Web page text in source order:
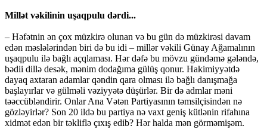
Millət vəkilinin uşaqpulu dərdi...
– Həfətnin ən çox müzkirə olunan və bu gün də müzkirəsi davam
edən məslələrindən biri də bu idi – millər vəkili Günay Ağamalının
uşaqpulu ilə bağlı açqlaması. Hər dəfə bu mövzu gündəmə gələndə,
bədii dillə desək, mənim dodağıma gülüş qonur. Hakimiyyətdə
dayaq axtaran adamlar qəndin qara olması ilə bağlı danışmağa
başlayırlar və gülməli vəziyyətə düşürlər. Bir də admlar məni
təəccübləndirir. Onlar Ana Vətən Partiyasının təmsilçisindən nə
gözləyirlər? Son 20 ildə bu partiya nə vaxt geniş kütlənin rifahına
xidmət edən bir təkliflə çıxış edib? Hər halda mən görməmişəm.